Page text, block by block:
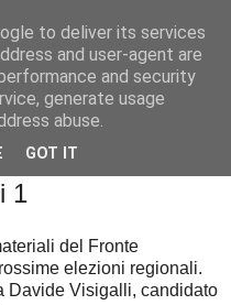
1
del Fronte
elezioni regionali.
Davide Visigalli, candidato
to deliver its services
and user-agent are
and security
generate usage
abuse.
GOT IT